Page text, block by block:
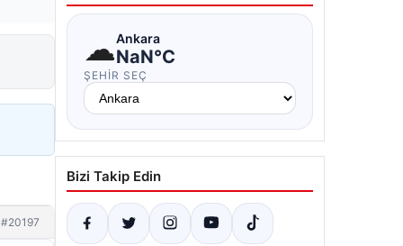
#20197
☁Ankara
NaN°C
ŞEHIR SEÇ
Bizi Takip Edin